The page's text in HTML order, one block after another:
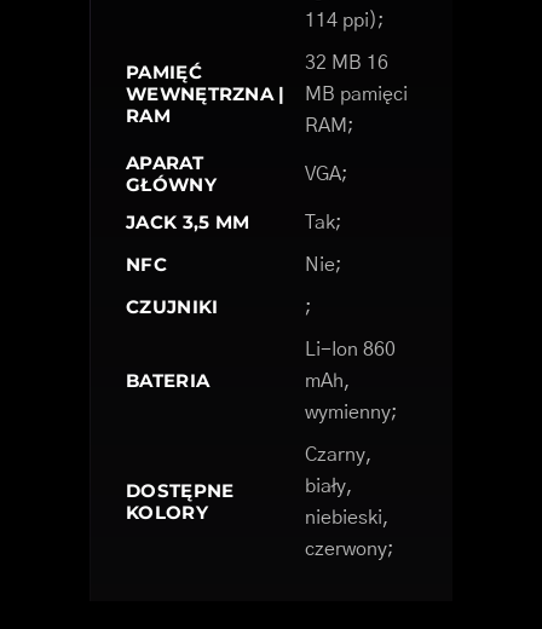
114 ppi);
PAMIĘĆ
WEWNĘTRZNA |
RAM
32 MB 16
MB pamięci
RAM;
APARAT
GŁÓWNY
VGA;
JACK 3,5 MM Tak;
NFC Nie;
CZUJNIKI ;
BATERIA
Li-Ion 860
mAh,
wymienny;
DOSTĘPNE
KOLORY
Czarny,
biały,
niebieski,
czerwony;